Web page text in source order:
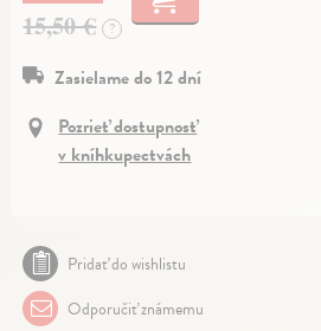
15,50 € ?
Zasielame do 12 dní
Pozrieť dostupnosť
v kníhkupectvách
Pridať do wishlistu
Odporučiť známemu